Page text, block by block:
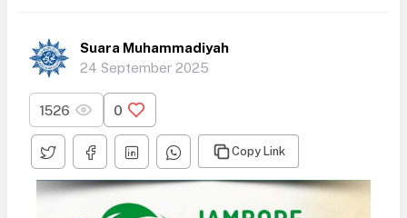
Suara Muhammadiyah
24 September 2025
1526 0
Copy Link